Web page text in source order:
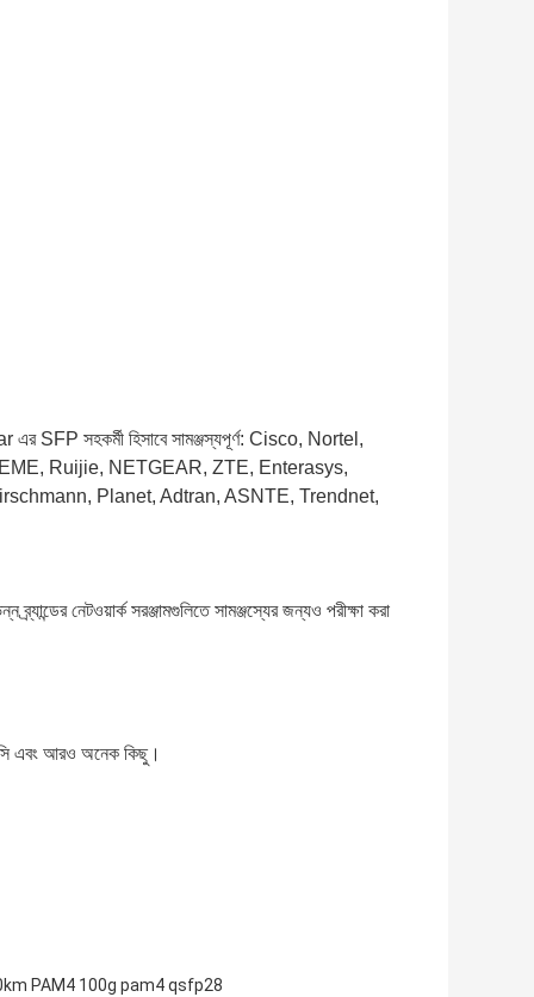
এর SFP সহকর্মী হিসাবে সামঞ্জস্যপূর্ণ: Cisco, Nortel,
Ruijie, NETGEAR, ZTE, Enterasys,
Planet, Adtran, ASNTE, Trendnet,
নেটওয়ার্ক সরঞ্জামগুলিতে সামঞ্জস্যের জন্যও পরীক্ষা করা
সি এবং আরও অনেক কিছু।
PAM4 100g pam4 qsfp28